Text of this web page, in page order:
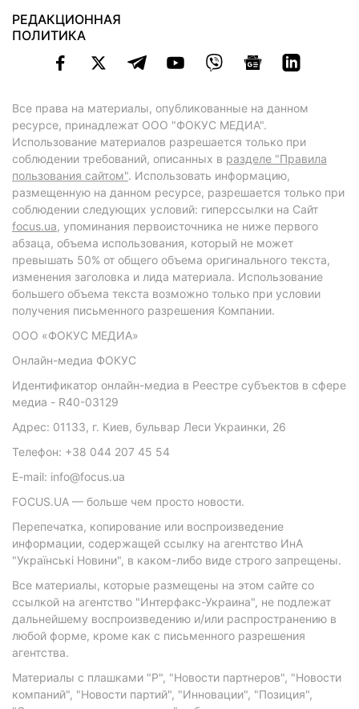
РЕДАКЦИОННАЯ
ПОЛИТИКА
Все права на материалы, опубликованные на данном
ресурсе, принадлежат ООО "ФОКУС МЕДИА".
Использование материалов разрешается только при
соблюдении требований, описанных в разделе "Правила
пользования сайтом". Использовать информацию,
размещенную на данном ресурсе, разрешается только при
соблюдении следующих условий: гиперссылки на Сайт
focus.ua, упоминания первоисточника не ниже первого
абзаца, объема использования, который не может
превышать 50% от общего объема оригинального текста,
изменения заголовка и лида материала. Использование
большего объема текста возможно только при условии
получения письменного разрешения Компании.
ООО «ФОКУС МЕДИА»
Онлайн-медиа ФОКУС
Идентификатор онлайн-медиа в Реестре субъектов в сфере
медиа - R40-03129
Адрес: 01133, г. Киев, бульвар Леси Украинки, 26
Телефон: +38 044 207 45 54
E-mail: info@focus.ua
FOCUS.UA — больше чем просто новости.
Перепечатка, копирование или воспроизведение
информации, содержащей ссылку на агентство ИнА
"Українські Новини", в каком-либо виде строго запрещены.
Все материалы, которые размещены на этом сайте со
ссылкой на агентство "Интерфакс-Украина", не подлежат
дальнейшему воспроизведению и/или распространению в
любой форме, кроме как с письменного разрешения
агентства.
Материалы с плашками "Р", "Новости партнеров", "Новости
компаний", "Новости партий", "Инновации", "Позиция",